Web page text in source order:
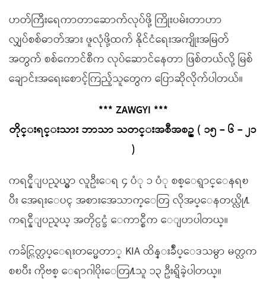
ဟတ်ကြီးရေကာတာဆောက်လုပ်ဖို့ ကြိုးပမ်းတာဟာ
လျှပ်စစ်ဓာတ်အား ဖူလုံဖို့ထက် နိုင်ငံရေးအကျိုးအမြတ်
အတွက် စစ်ကောင်စီက လုပ်ဆောင်နေတာ ဖြစ်တယ်လို့ မြစ်
ချောင်းအရေးစောင့်ကြည့်သူတွေက ပြောဆိုလိုက်ပါတယ်။
*** ZAWGYI ***
တိုင္းရင္းသား ဘာသာ သတင္းအစီအစဥ္ ( ၁၅ – ၆ – ၂၁
)
ကရင္နီျပည္နယ္မွာ လူဦးေရ ၄ ပံု ၁ ပံု စစ္ေရွာင္ေနရၿ
ပီး အေရးေပၚ အစားအေသာက္ေတြ လိုအပ္ေနတယ္လို႔
ကရင္နီျပည္နယ္ အတိုင္ပင္ခံ ေကာင္စီက ေျပာပါတယ္။
ကခ်င္လြတ္လပ္ေရးတပ္မေတာ္ KIA ထိန္းခ်ဳပ္ေဒသမွာ မတ္လက
စၿပီး ကိုဗစ္ ေရာဂါပိုးေတြ႔သူ ၁၃ ဦးရွိခဲ့ပါတယ္။